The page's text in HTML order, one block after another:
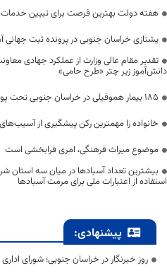
هفته دولت بهترین فرصت برای تبیین
یشتازی خراسان جنوبی در پرونده ثبت جهانی
دانش‌آموز زیر چتر «طرح حامی»
۱۸۵ بیمار هموفیلی در خراسان جنوبی تحت پوشش خدمات بیمه سلامت قرار دارند
خانواده را مهمترین رکن پیشگیری از
موضوع میراث فرهنگی، امری فرابخشی است
بیشترین تعداد آسبادها در میان سه استان
استفاده از اعتبارات ملی برای مرمت آسبادها
پیشنهادی:
روز خبرنگار در خراسان جنوبی؛ شورای